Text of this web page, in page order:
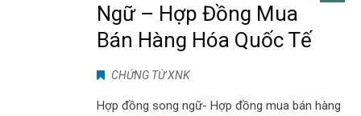
Ngữ – Hợp Đồng Mua
Bán Hàng Hóa Quốc Tế
CHỨNG TỪ XNK
Hợp đồng song ngữ- Hợp đồng mua bán hàng